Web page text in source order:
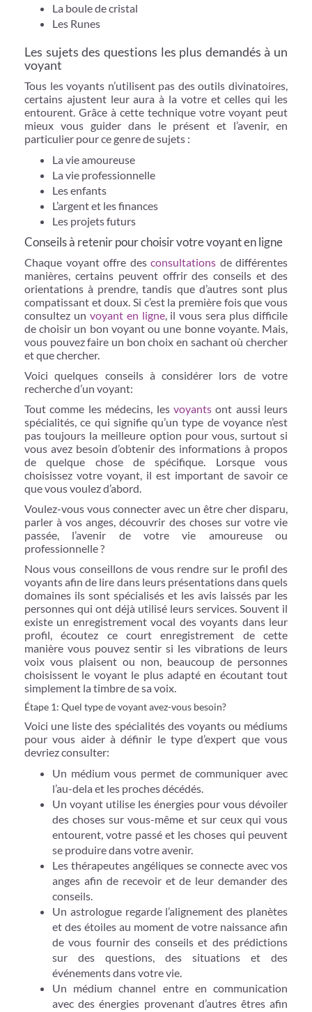
La boule de cristal
Les Runes
Les sujets des questions les plus demandés à un
voyant
Tous les voyants n’utilisent pas des outils divinatoires,
certains ajustent leur aura à la votre et celles qui les
entourent. Grâce à cette technique votre voyant peut
mieux vous guider dans le présent et l’avenir, en
particulier pour ce genre de sujets :
La vie amoureuse
La vie professionnelle
Les enfants
L’argent et les finances
Les projets futurs
Conseils à retenir pour choisir votre voyant en ligne
Chaque voyant offre des consultations de différentes
manières, certains peuvent offrir des conseils et des
orientations à prendre, tandis que d’autres sont plus
compatissant et doux. Si c’est la première fois que vous
consultez un voyant en ligne, il vous sera plus difficile
de choisir un bon voyant ou une bonne voyante. Mais,
vous pouvez faire un bon choix en sachant où chercher
et que chercher.
Voici quelques conseils à considérer lors de votre
recherche d’un voyant:
Tout comme les médecins, les voyantsont aussi leurs
spécialités, ce qui signifie qu’un type de voyance n’est
pas toujours la meilleure option pour vous, surtout si
vous avez besoin d’obtenir des informations à propos
de quelque chose de spécifique. Lorsque vous
choisissez votre voyant, il est important de savoir ce
que vous voulez d’abord.
Voulez-vous vous connecter avec un être cher disparu,
parler à vos anges, découvrir des choses sur votre vie
passée, l’avenir de votre vie amoureuse ou
professionnelle ?
Nous vous conseillons de vous rendre sur le profil des
voyants afin de lire dans leurs présentations dans quels
domaines ils sont spécialisés et les avis laissés par les
personnes qui ont déjà utilisé leurs services. Souvent il
existe un enregistrement vocal des voyants dans leur
profil, écoutez ce court enregistrement de cette
manière vous pouvez sentir si les vibrations de leurs
voix vous plaisent ou non, beaucoup de personnes
choisissent le voyant le plus adapté en écoutant tout
simplement la timbre de sa voix.
Étape 1: Quel type de voyant avez-vous besoin?
Voici une liste des spécialités des voyants ou médiums
pour vous aider à définir le type d’expert que vous
devriez consulter:
Un médium vous permet de communiquer avec
l’au-dela et les proches décédés.
Un voyant utilise les énergies pour vous dévoiler
des choses sur vous-même et sur ceux qui vous
entourent, votre passé et les choses qui peuvent
se produire dans votre avenir.
Les thérapeutes angéliques se connecte avec vos
anges afin de recevoir et de leur demander des
conseils.
Un astrologue regarde l’alignement des planètes
et des étoiles au moment de votre naissance afin
de vous fournir des conseils et des prédictions
sur des questions, des situations et des
événements dans votre vie.
Un médium channel entre en communication
avec des énergies provenant d’autres êtres afin